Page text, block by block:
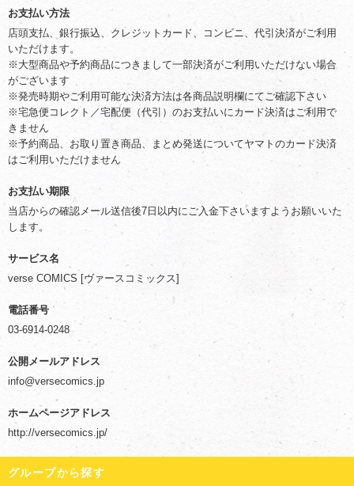
お支払い方法
店頭支払、銀行振込、クレジットカード、コンビニ、代引決済がご利用
いただけます。
※大型商品や予約商品につきまして一部決済がご利用いただけない場合
がございます
※発売時期やご利用可能な決済方法は各商品説明欄にてご確認下さい
※宅急便コレクト／宅配便（代引）のお支払いにカード決済はご利用で
きません
※予約商品、お取り置き商品、まとめ発送についてヤマトのカード決済
はご利用いただけません
お支払い期限
当店からの確認メール送信後7日以内にご入金下さいますようお願いいた
します。
サービス名
verse COMICS [ヴァースコミックス]
電話番号
03-6914-0248
公開メールアドレス
info@versecomics.jp
ホームページアドレス
http://versecomics.jp/
グループから探す